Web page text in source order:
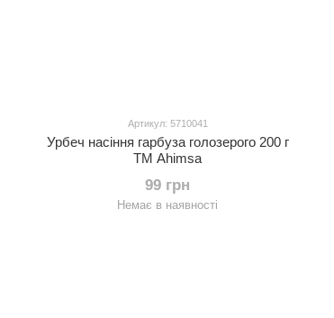
Артикул: 5710041
Урбеч насіння гарбуза голозерого 200 г
TM Ahimsa
99 грн
Немає в наявності